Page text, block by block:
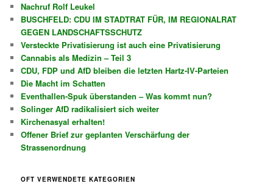
Nachruf Rolf Leukel
BUSCHFELD: CDU IM STADTRAT FÜR, IM REGIONALRAT
GEGEN LANDSCHAFTSSCHUTZ
Versteckte Privatisierung ist auch eine Privatisierung
Cannabis als Medizin – Teil 3
CDU, FDP und AfD bleiben die letzten Hartz-IV-Parteien
Die Macht im Schatten
Eventhallen-Spuk überstanden – Was kommt nun?
Solinger AfD radikalisiert sich weiter
Kirchenasyal erhalten!
Offener Brief zur geplanten Verschärfung der
Strassenordnung
OFT VERWENDETE KATEGORIEN